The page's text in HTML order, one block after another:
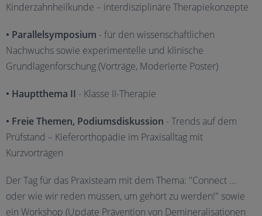
Kinderzahnheilkunde – interdisziplinäre Therapiekonzepte
• Parallelsymposium - für den wissenschaftlichen
Nachwuchs sowie experimentelle und klinische
Grundlagenforschung (Vorträge, Moderierte Poster)
• Hauptthema II - Klasse II-Therapie
• Freie Themen, Podiumsdiskussion - Trends auf dem
Prüfstand – Kieferorthopädie im Praxisalltag mit
Kurzvorträgen
Der Tag für das Praxisteam mit dem Thema: "Connect …
oder wie wir reden müssen, um gehört zu werden!" sowie
ein Workshop (Update Prävention von Demineralisationen